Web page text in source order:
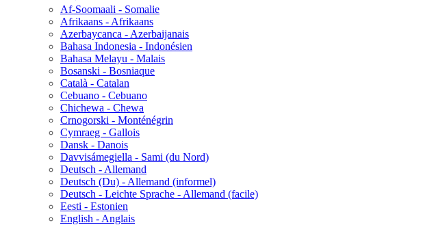
Af-Soomaali - Somalie
Afrikaans - Afrikaans
Azerbaycanca - Azerbaijanais
Bahasa Indonesia - Indonésien
Bahasa Melayu - Malais
Bosanski - Bosniaque
Català - Catalan
Cebuano - Cebuano
Chichewa - Chewa
Crnogorski - Monténégrin
Cymraeg - Gallois
Dansk - Danois
Davvisámegiella - Sami (du Nord)
Deutsch - Allemand
Deutsch (Du) - Allemand (informel)
Deutsch - Leichte Sprache - Allemand (facile)
Eesti - Estonien
English - Anglais